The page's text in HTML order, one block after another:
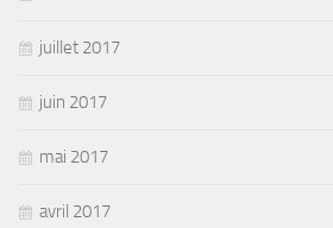
juillet 2017
juin 2017
mai 2017
avril 2017